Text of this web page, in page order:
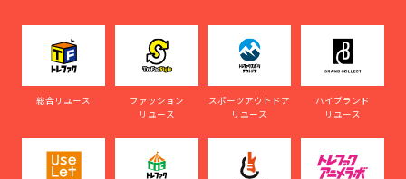
総合リユース
ファッション
リユース
スポーツアウトドア
リユース
ハイブランド
リユース